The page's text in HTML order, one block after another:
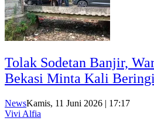
Tolak Sodetan Banjir,
Bekasi Minta Kali
NewsKamis, 11 Juni 2026 | 17:17
Vivi Alfia